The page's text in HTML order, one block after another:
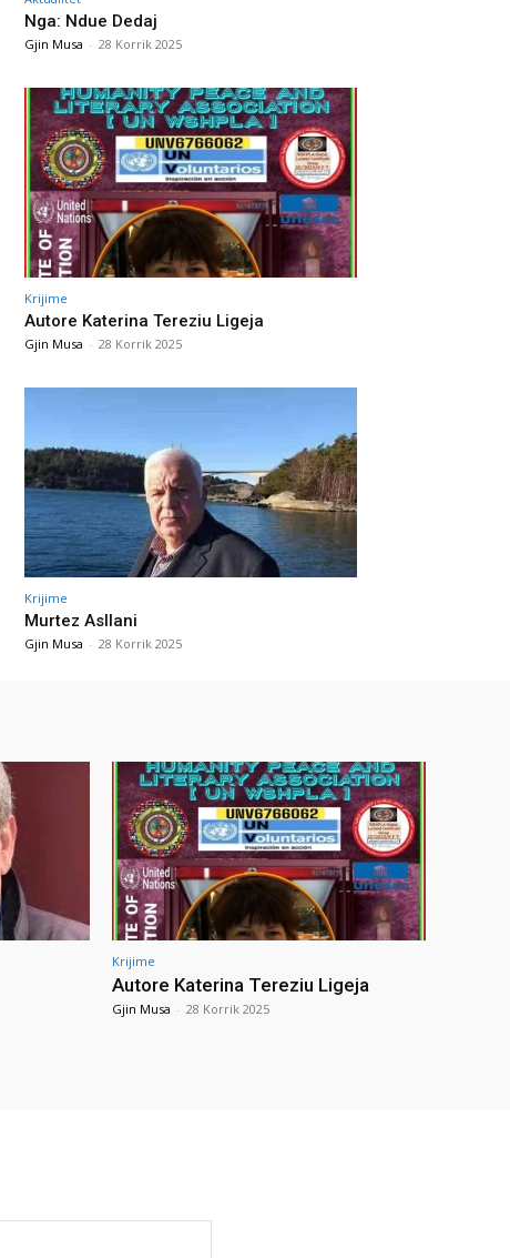
Nga: Ndue Dedaj
Gjin Musa - 28 Korrik 2025
Krijime
Autore Katerina Tereziu Ligeja
Gjin Musa - 28 Korrik 2025
Krijime
Murtez Asllani
Gjin Musa - 28 Korrik 2025
Krijime
Autore Katerina Tereziu Ligeja
Gjin Musa - 28 Korrik 2025